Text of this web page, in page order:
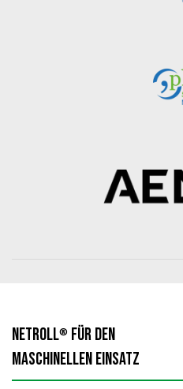
NETROLL® FÜR DEN
MASCHINELLEN EINSATZ